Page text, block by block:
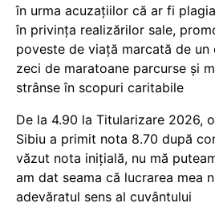
în urma acuzațiilor că ar fi
în privința realizărilor sale,
poveste de viață marcată de
zeci de maratoane parcurse și
strânse în scopuri caritabile
De la 4.90 la Titularizare 2026,
Sibiu a primit nota 8.70 după
văzut nota inițială, nu mă
am dat seama că lucrarea mea
adevăratul sens al cuvântului